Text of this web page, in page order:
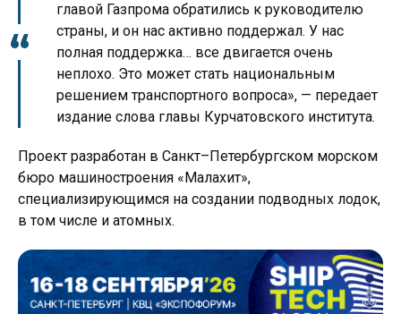
главой Газпрома обратились к руководителю
страны, и он нас активно поддержал. У нас
полная поддержка… все двигается очень
неплохо. Это может стать национальным
решением транспортного вопроса», — передает
издание слова главы Курчатовского института.
Проект разработан в Санкт–Петербургском морском
бюро машиностроения «Малахит»,
специализирующимся на создании подводных лодок,
в том числе и атомных.